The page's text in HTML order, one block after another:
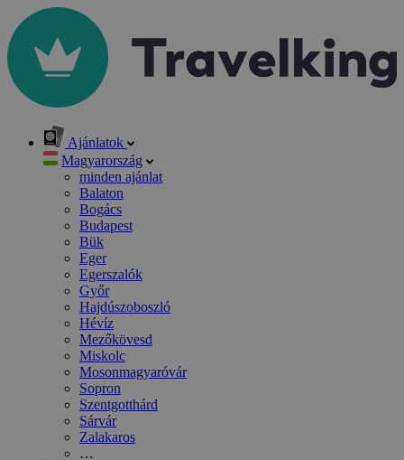
Ajánlatok
Magyarország
minden ajánlat
Balaton
Bogács
Budapest
Bük
Eger
Egerszalók
Győr
Hajdúszoboszló
Hévíz
Mezőkövesd
Miskolc
Mosonmagyaróvár
Sopron
Szentgotthárd
Sárvár
Zalakaros
…